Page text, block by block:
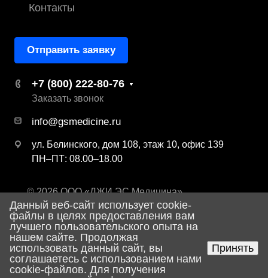
Контакты
Отправить заявку
+7 (800) 222-80-76
Заказать звонок
info@gsmedicine.ru
ул. Белинского, дом 108, этаж 10, офис 139
ПН–ПТ: 08.00–18.00
© 2026 ООО «ДЖИ ЭС Медицина»
Политика конфиденциальности
Разработка сайта
Данный веб-сайт использует cookie-
файлы в целях предоставления вам
лучшего пользовательского опыта на
нашем сайте. Продолжая
использовать данный сайт, вы
соглашаетесь с использованием нами
cookie-файлов. Для получения
Принять